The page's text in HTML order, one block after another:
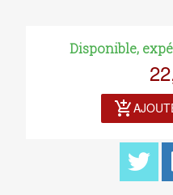
Disponible,
add_shopping_cart